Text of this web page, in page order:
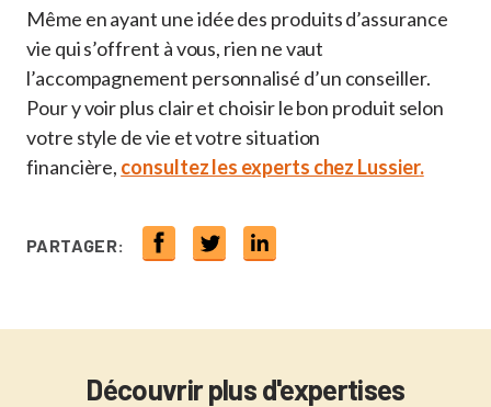
Même en ayant une idée des produits d’assurance
vie qui s’offrent à vous, rien ne vaut
l’accompagnement personnalisé d’un conseiller.
Pour y voir plus clair et choisir le bon produit selon
votre style de vie et votre situation
financière, consultez les experts chez Lussier.
PARTAGER:
Découvrir plus d'expertises